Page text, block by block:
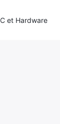
et Hardware